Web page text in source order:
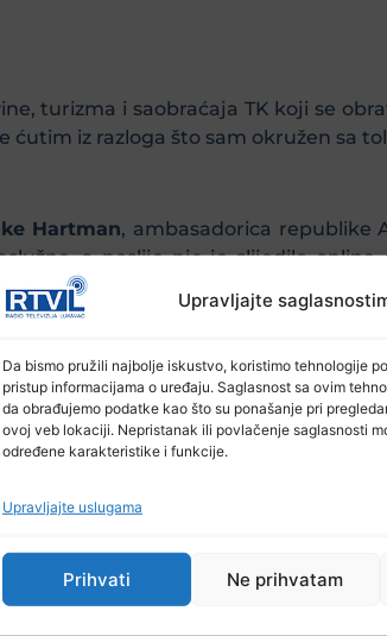
Upravljajte
Da bismo pružili najbolje iskustvo, koristimo tehnologije
pristup informacijama o uređaju. Saglasnost sa ovim
da obrađujemo podatke kao što su ponašanje pri
ovoj veb lokaciji. Nepristanak ili povlačenje saglasnosti
određene karakteristike i funkcije.
Upravljajte uslugama
Prihvati Ne prihvatam
turizma i saobraćaja TK koji se
iz razloga što sam okružen sa
Hartman, ambasadorica republike
a poslije nje je slijedilo
Slovenije u BiH, prisutnim
iako nije doktorirala zbog događaja
sticala.
Švedske u BiH, u svom online
životne pozive kao što su rad u